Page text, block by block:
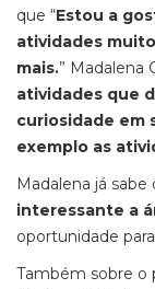
que “Estou a
atividades
mais.” Madalena
atividades que
curiosidade em
exemplo as
Madalena já
interessante a
oportunidade
Também sobre o